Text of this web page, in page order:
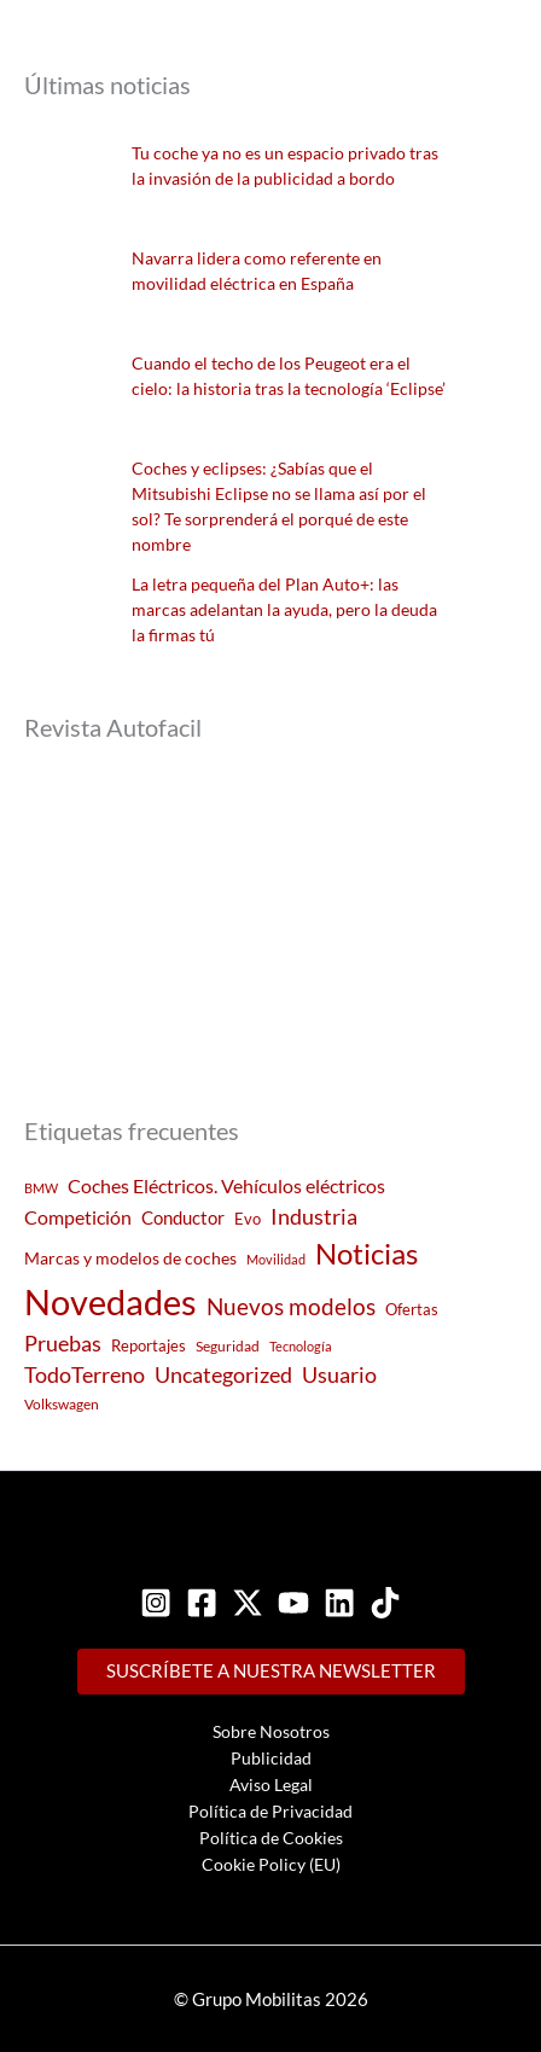
Últimas noticias
Tu coche ya no es un espacio privado tras
la invasión de la publicidad a bordo
Navarra lidera como referente en
movilidad eléctrica en España
Cuando el techo de los Peugeot era el
cielo: la historia tras la tecnología ‘Eclipse’
Coches y eclipses: ¿Sabías que el
Mitsubishi Eclipse no se llama así por el
sol? Te sorprenderá el porqué de este
nombre
La letra pequeña del Plan Auto+: las
marcas adelantan la ayuda, pero la deuda
la firmas tú
Revista Autofacil
Etiquetas frecuentes
BMW
Coches Eléctricos. Vehículos eléctricos
Competición Conductor Evo Industria
Marcas y modelos de coches Movilidad Noticias
Novedades Nuevos modelos Ofertas
Pruebas Reportajes Seguridad Tecnología
TodoTerreno Uncategorized Usuario
Volkswagen
SUSCRÍBETE A NUESTRA NEWSLETTER
Sobre Nosotros
Publicidad
Aviso Legal
Política de Privacidad
Política de Cookies
Cookie Policy (EU)
© Grupo Mobilitas 2026